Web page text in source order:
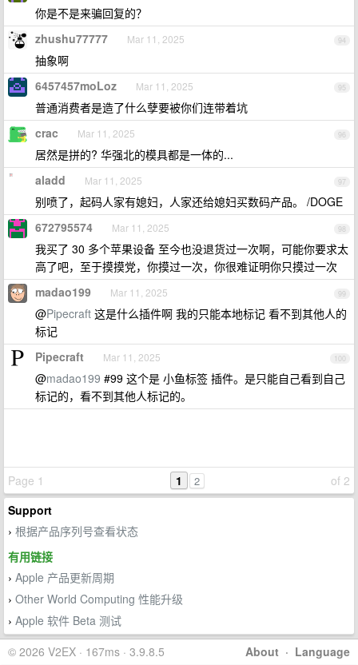
你是不是来骗回复的？
94
zhushu77777 Mar 11, 2025
抽象啊
95
6457457moLoz Mar 11, 2025
普通消费者是造了什么孽要被你们连带着坑
96
crac Mar 11, 2025
居然是拼的? 华强北的模具都是一体的...
97
aladd Mar 11, 2025
别喷了，起码人家有媳妇，人家还给媳妇买数码产品。 /DOGE
98
672795574 Mar 11, 2025
我买了 30 多个苹果设备 至今也没退货过一次啊，可能你要求太
高了吧，至于摸摸党，你摸过一次，你很难证明你只摸过一次
99
madao199 Mar 11, 2025
@Pipecraft 这是什么插件啊 我的只能本地标记 看不到其他人的
标记
100
Pipecraft Mar 11, 2025
@madao199 #99 这个是 小鱼标签 插件。是只能自己看到自己
标记的，看不到其他人标记的。
Page 1 of 2
1 2
Support
› 根据产品序列号查看状态
有用链接
› Apple 产品更新周期
› Other World Computing 性能升级
› Apple 软件 Beta 测试
About · Language
© 2026 V2EX · 167ms · 3.9.8.5